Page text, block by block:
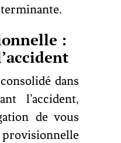
:
dans
l’accident,
de vous